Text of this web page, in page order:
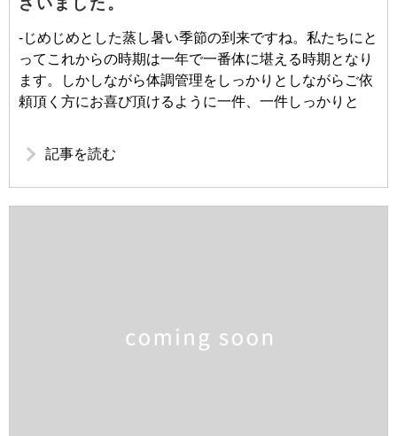
ざいました。
-じめじめとした蒸し暑い季節の到来ですね。私たちにと
ってこれからの時期は一年で一番体に堪える時期となり
ます。しかしながら体調管理をしっかりとしながらご依
頼頂く方にお喜び頂けるように一件、一件しっかりと
記事を読む